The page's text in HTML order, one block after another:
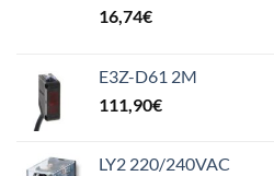
16,74€
E3Z-D61 2M
111,90€
LY2 220/240VAC